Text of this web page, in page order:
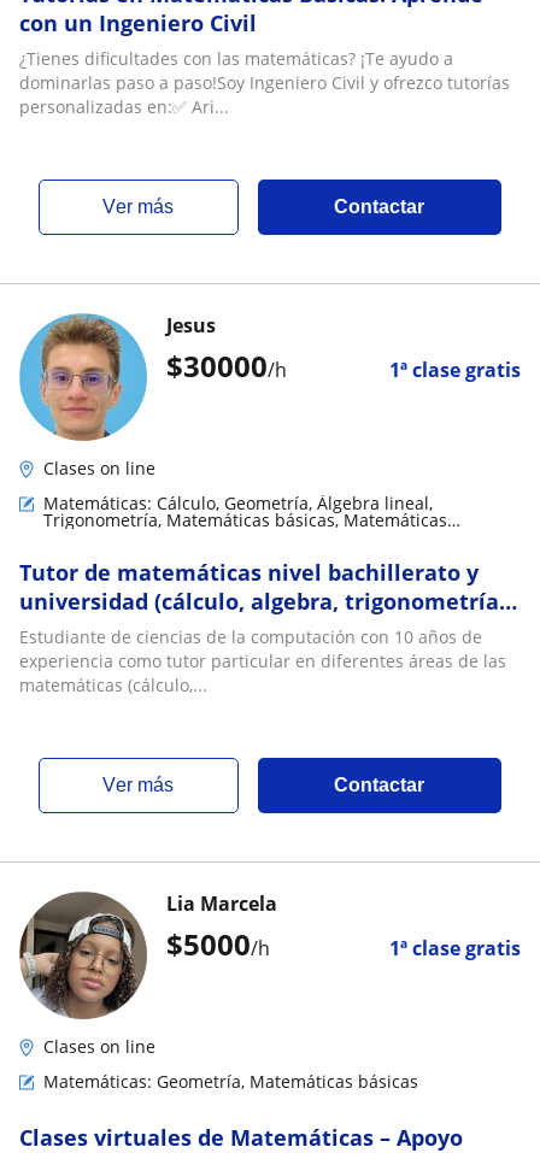
con un Ingeniero Civil
¿Tienes dificultades con las matemáticas? ¡Te ayudo a
dominarlas paso a paso!Soy Ingeniero Civil y ofrezco tutorías
personalizadas en:✅ Ari...
ver más Contactar
$30000/h 1ª clase gratis
Jesus
Clases on line
Matemáticas: Cálculo, Geometría, Álgebra lineal,
Trigonometría, Matemáticas básicas, Matemáticas
discretas
Tutor de matemáticas nivel bachillerato y
universidad (cálculo, algebra, trigonometría,
matemáticas discretas)
Estudiante de ciencias de la computación con 10 años de
experiencia como tutor particular en diferentes áreas de las
matemáticas (cálculo,...
ver más Contactar
$5000/h 1ª clase gratis
Lia Marcela
Clases on line
Matemáticas: Geometría, Matemáticas básicas
Clases virtuales de Matemáticas – Apoyo